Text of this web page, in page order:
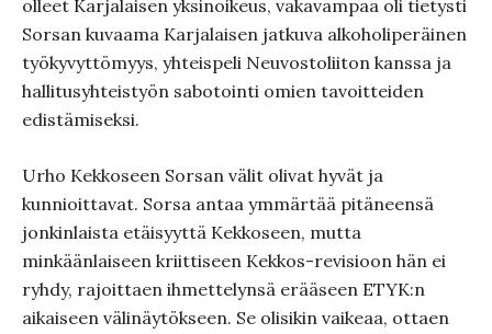
olleet Karjalaisen yksinoikeus, vakavampaa oli tietysti
Sorsan kuvaama Karjalaisen jatkuva alkoholiperäinen
työkyvyttömyys, yhteispeli Neuvostoliiton kanssa ja
hallitusyhteistyön sabotointi omien tavoitteiden
edistämiseksi.
Urho Kekkoseen Sorsan välit olivat hyvät ja
kunnioittavat. Sorsa antaa ymmärtää pitäneensä
jonkinlaista etäisyyttä Kekkoseen, mutta
minkäänlaiseen kriittiseen Kekkos-revisioon hän ei
ryhdy, rajoittaen ihmettelynsä erääseen ETYK:n
aikaiseen välinäytökseen. Se olisikin vaikeaa, ottaen